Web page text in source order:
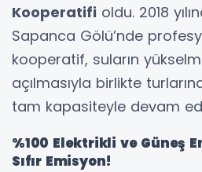
Kooperatifi oldu. 2018
Sapanca Gölü’nde
kooperatif, suların
açılmasıyla birlikte
tam kapasiteyle devam
%100 Elektrikli ve Güneş
Sıfır Emisyon!